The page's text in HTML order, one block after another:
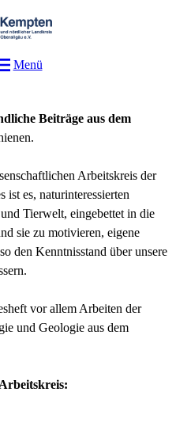
Menü
Beiträge aus dem
Arbeitskreis der
ist es, naturinteressierten
Tierwelt, eingebettet in die
sie zu motivieren, eigene
den Kenntnisstand über unsere
vor allem Arbeiten der
und Geologie aus dem